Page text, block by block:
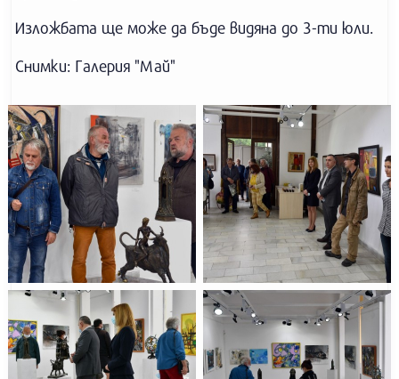
Изложбата ще може да бъде видяна до 3-ти юли.
Снимки: Галерия "Май"